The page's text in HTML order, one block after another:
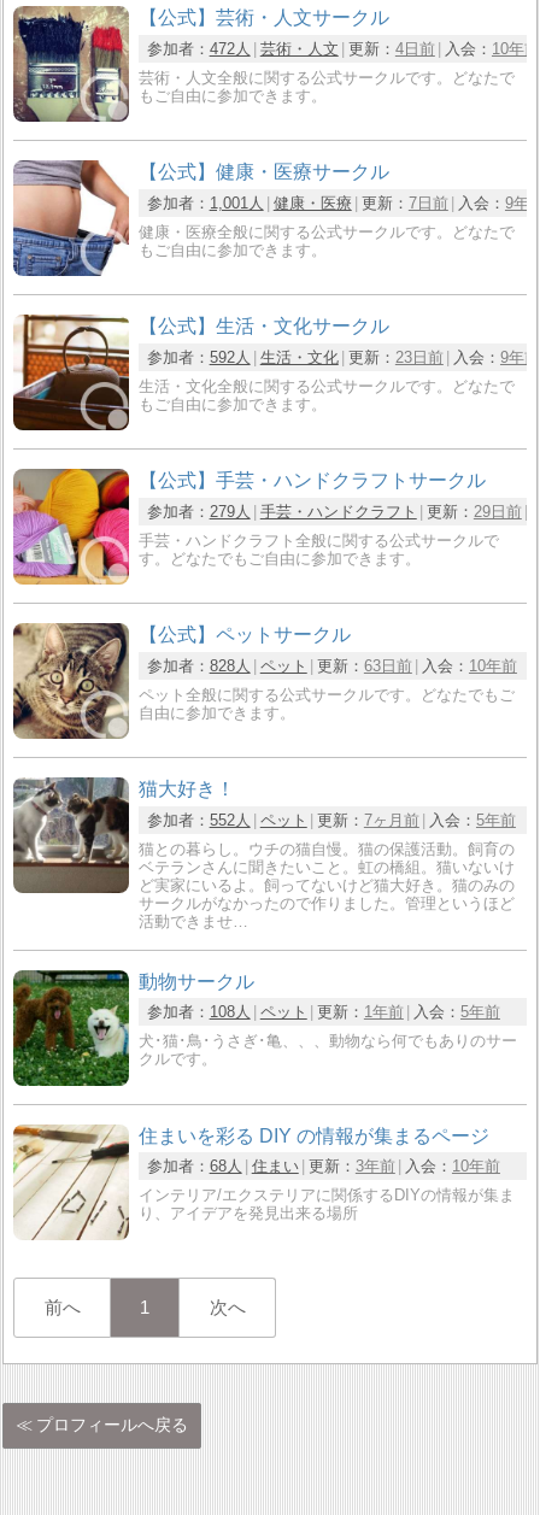
【公式】芸術・人文サークル
参加者： 472人 芸術・人文 更新： 4日前 入会： 10年前
芸術・人文全般に関する公式サークルです。どなたで
もご自由に参加できます。
【公式】健康・医療サークル
参加者： 1,001人 健康・医療 更新： 7日前 入会： 9年
健康・医療全般に関する公式サークルです。どなたで
もご自由に参加できます。
【公式】生活・文化サークル
参加者： 592人 生活・文化 更新： 23日前 入会： 9年前
生活・文化全般に関する公式サークルです。どなたで
もご自由に参加できます。
【公式】手芸・ハンドクラフトサークル
参加者： 279人 手芸・ハンドクラフト 更新： 29日前
手芸・ハンドクラフト全般に関する公式サークルで
す。どなたでもご自由に参加できます。
【公式】ペットサークル
参加者： 828人 ペット 更新： 63日前 入会： 10年前
ペット全般に関する公式サークルです。どなたでもご
自由に参加できます。
猫大好き！
参加者： 552人 ペット 更新： 7ヶ月前 入会： 5年前
猫との暮らし。ウチの猫自慢。猫の保護活動。飼育の
ベテランさんに聞きたいこと。虹の橋組。猫いないけ
ど実家にいるよ。飼ってないけど猫大好き。猫のみの
サークルがなかったので作りました。管理というほど
活動できませ…
動物サークル
参加者： 108人 ペット 更新： 1年前 入会： 5年前
犬･猫･鳥･うさぎ･亀、、、動物なら何でもありのサー
クルです。
住まいを彩る DIY の情報が集まるページ
参加者： 68人 住まい 更新： 3年前 入会： 10年前
インテリア/エクステリアに関係するDIYの情報が集ま
り、アイデアを発見出来る場所
前へ 1 次へ
プロフィールへ戻る